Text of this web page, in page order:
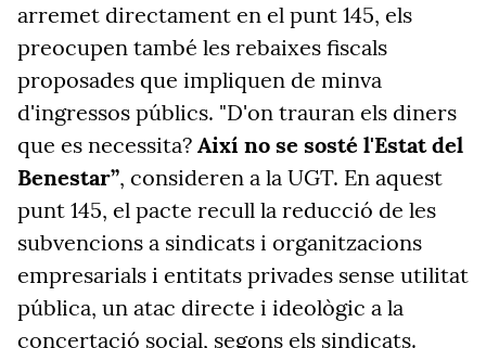
arremet directament en el punt 145, els
preocupen també les rebaixes fiscals
proposades que impliquen de minva
d'ingressos públics. "D'on trauran els diners
que es necessita? Així no se sosté l'Estat del
Benestar”, consideren a la UGT. En aquest
punt 145, el pacte recull la reducció de les
subvencions a sindicats i organitzacions
empresarials i entitats privades sense utilitat
pública, un atac directe i ideològic a la
concertació social, segons els sindicats.